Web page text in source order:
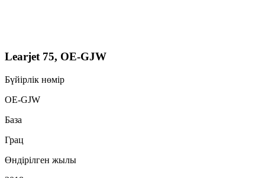
Learjet 75, OE-GJW
Бүйірлік нөмір
OE-GJW
База
Грац
Өндірілген жылы